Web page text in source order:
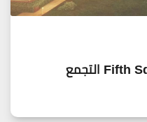
كمبوند فيفث سكوير Fifth Square التجمع